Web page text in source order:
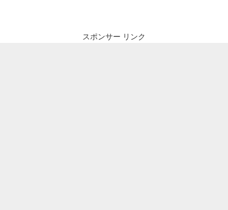
スポンサー リンク